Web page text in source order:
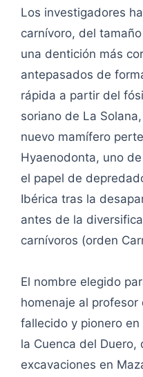
Los investigadores
carnívoro, del
una dentición más
antepasados de
rápida a partir del
soriano de La
nuevo mamífero
Hyaenodonta, uno
el papel de
Ibérica tras la
antes de la
carnívoros (orden
El nombre elegido
homenaje al
fallecido y pionero
la Cuenca del Duero,
excavaciones en